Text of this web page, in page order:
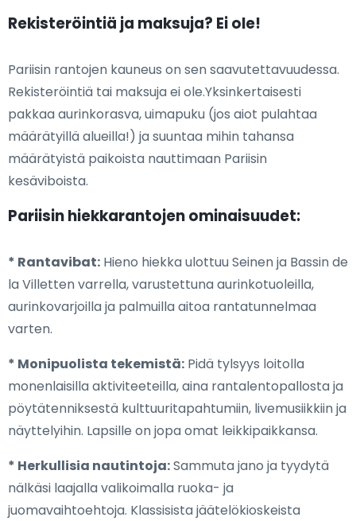
Rekisteröintiä ja maksuja? Ei ole!
Pariisin rantojen kauneus on sen saavutettavuudessa.
Rekisteröintiä tai maksuja ei ole.Yksinkertaisesti
pakkaa aurinkorasva, uimapuku (jos aiot pulahtaa
määrätyillä alueilla!) ja suuntaa mihin tahansa
määrätyistä paikoista nauttimaan Pariisin
kesäviboista.
Pariisin hiekkarantojen ominaisuudet:
* Rantavibat: Hieno hiekka ulottuu Seinen ja Bassin de
la Villetten varrella, varustettuna aurinkotuoleilla,
aurinkovarjoilla ja palmuilla aitoa rantatunnelmaa
varten.
* Monipuolista tekemistä: Pidä tylsyys loitolla
monenlaisilla aktiviteeteilla, aina rantalentopallosta ja
pöytätenniksestä kulttuuritapahtumiin, livemusiikkiin ja
näyttelyihin. Lapsille on jopa omat leikkipaikkansa.
* Herkullisia nautintoja:Sammuta jano ja tyydytä
nälkäsi laajalla valikoimalla ruoka- ja
juomavaihtoehtoja. Klassisista jäätelökioskeista